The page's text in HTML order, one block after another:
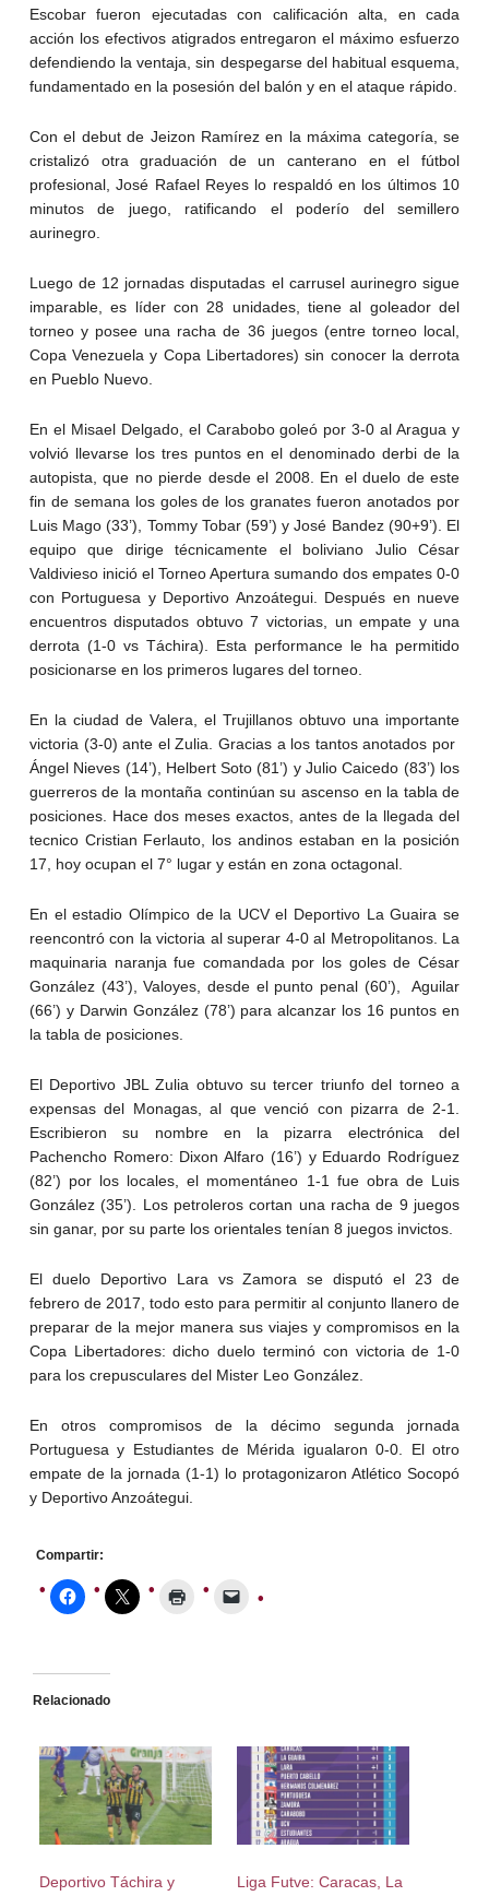
Escobar fueron ejecutadas con calificación alta, en cada
acción los efectivos atigrados entregaron el máximo esfuerzo
defendiendo la ventaja, sin despegarse del habitual esquema,
fundamentado en la posesión del balón y en el ataque rápido.
Con el debut de Jeizon Ramírez en la máxima categoría, se
cristalizó otra graduación de un canterano en el fútbol
profesional, José Rafael Reyes lo respaldó en los últimos 10
minutos de juego, ratificando el poderío del semillero
aurinegro.
Luego de 12 jornadas disputadas el carrusel aurinegro sigue
imparable, es líder con 28 unidades, tiene al goleador del
torneo y posee una racha de 36 juegos (entre torneo local,
Copa Venezuela y Copa Libertadores) sin conocer la derrota
en Pueblo Nuevo.
En el Misael Delgado, el Carabobo goleó por 3-0 al Aragua y
volvió llevarse los tres puntos en el denominado derbi de la
autopista, que no pierde desde el 2008. En el duelo de este
fin de semana los goles de los granates fueron anotados por
Luis Mago (33’), Tommy Tobar (59’) y José Bandez (90+9’). El
equipo que dirige técnicamente el boliviano Julio César
Valdivieso inició el Torneo Apertura sumando dos empates 0-0
con Portuguesa y Deportivo Anzoátegui. Después en nueve
encuentros disputados obtuvo 7 victorias, un empate y una
derrota (1-0 vs Táchira). Esta performance le ha permitido
posicionarse en los primeros lugares del torneo.
En la ciudad de Valera, el Trujillanos obtuvo una importante
victoria (3-0) ante el Zulia. Gracias a los tantos anotados por
Ángel Nieves (14’), Helbert Soto (81’) y Julio Caicedo (83’) los
guerreros de la montaña continúan su ascenso en la tabla de
posiciones. Hace dos meses exactos, antes de la llegada del
tecnico Cristian Ferlauto, los andinos estaban en la posición
17, hoy ocupan el 7° lugar y están en zona octagonal.
En el estadio Olímpico de la UCV el Deportivo La Guaira se
reencontró con la victoria al superar 4-0 al Metropolitanos. La
maquinaria naranja fue comandada por los goles de César
González (43’), Valoyes, desde el punto penal (60’), Aguilar
(66’) y Darwin González (78’) para alcanzar los 16 puntos en
la tabla de posiciones.
El Deportivo JBL Zulia obtuvo su tercer triunfo del torneo a
expensas del Monagas, al que venció con pizarra de 2-1.
Escribieron su nombre en la pizarra electrónica del
Pachencho Romero: Dixon Alfaro (16’) y Eduardo Rodríguez
(82’) por los locales, el momentáneo 1-1 fue obra de Luis
González (35’). Los petroleros cortan una racha de 9 juegos
sin ganar, por su parte los orientales tenían 8 juegos invictos.
El duelo Deportivo Lara vs Zamora se disputó el 23 de
febrero de 2017, todo esto para permitir al conjunto llanero de
preparar de la mejor manera sus viajes y compromisos en la
Copa Libertadores: dicho duelo terminó con victoria de 1-0
para los crepusculares del Mister Leo González.
En otros compromisos de la décimo segunda jornada
Portuguesa y Estudiantes de Mérida igualaron 0-0. El otro
empate de la jornada (1-1) lo protagonizaron Atlético Socopó
y Deportivo Anzoátegui.
Compartir:
Relacionado
Deportivo Táchira y
Liga Futve: Caracas, La